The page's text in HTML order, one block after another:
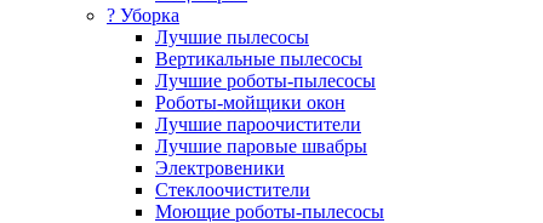
? Уборка
Лучшие пылесосы
Вертикальные пылесосы
Лучшие роботы-пылесосы
Роботы-мойщики окон
Лучшие пароочистители
Лучшие паровые швабры
Электровеники
Стеклоочистители
Моющие роботы-пылесосы